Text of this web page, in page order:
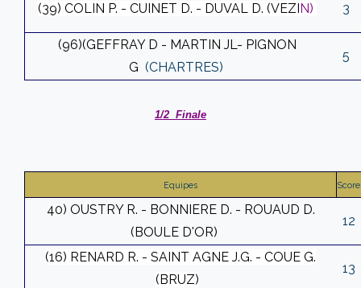
(39) COLIN P. - CUINET D. - DUVAL D. (VEZIN) 3
(96)(GEFFRAY D - MARTIN JL- PIGNON
G (CHARTRES)
5
1/2 Finale
Equipes
40) OUSTRY R. - BONNIERE D. - ROUAUD D.
(BOULE D'OR)
12
(16) RENARD R. - SAINT AGNE J.G. - COUE G.
(BRUZ)
13